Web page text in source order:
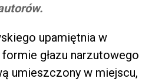
upamiętnia w
głazu narzutowego
umieszczony w miejscu,